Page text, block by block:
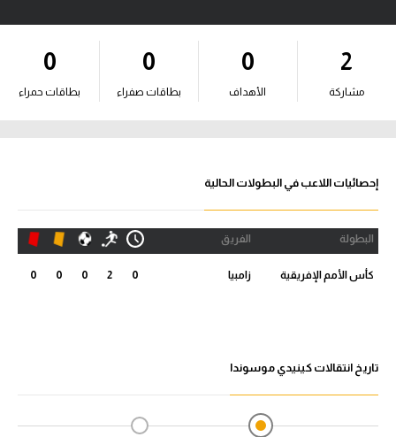
آراء حرة
ركن الألعاب
الدوري المصري
الدوري الإنجليزي الممتاز
الدوري الألماني
الدوري الفرنسي
2
مشاركة
0
الأهداف
0
بطاقات صفراء
0
بطاقات حمراء
إحصائيات اللاعب في البطولات الحالية
البطولة الفريق
كأس الأمم الإفريقية زامبيا 0
2
0
0
0
تاريخ انتقالات كينيدي موسوندا